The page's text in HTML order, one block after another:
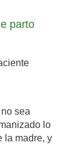
parto
sea
lo
la madre, y